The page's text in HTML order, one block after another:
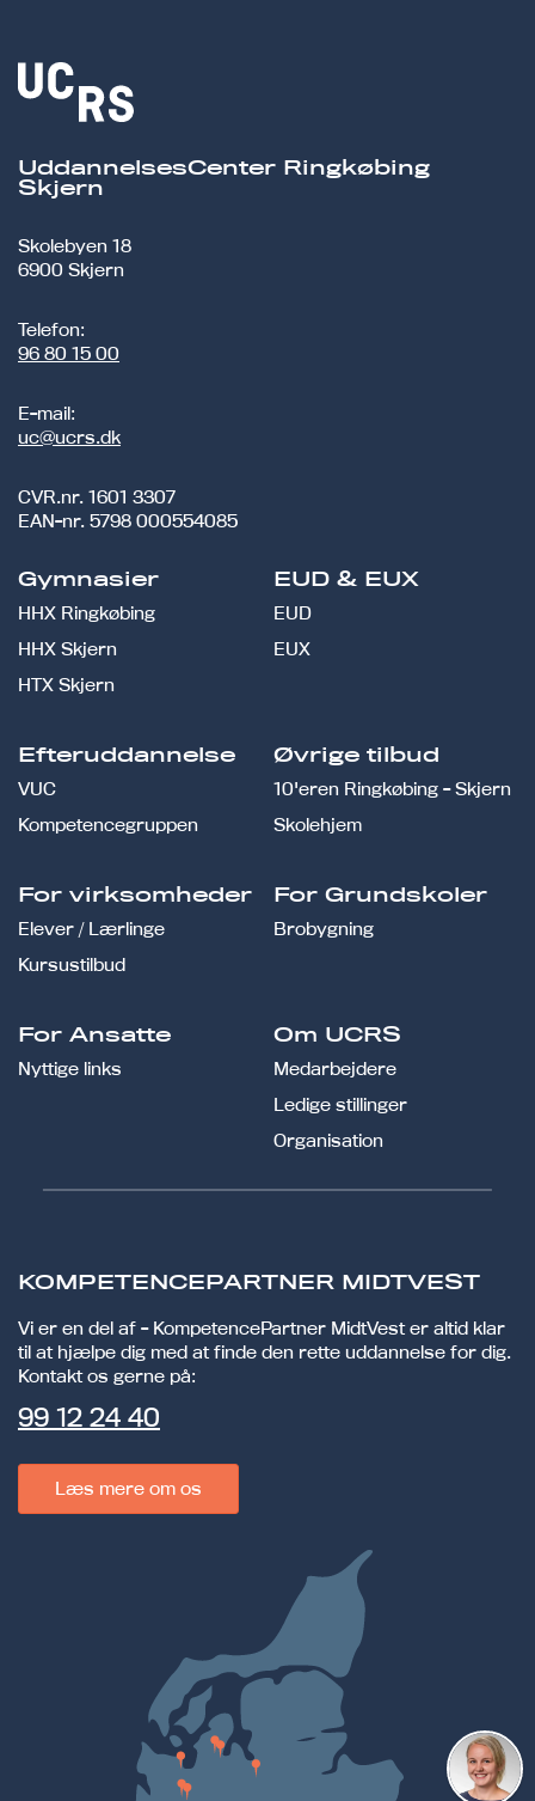
UddannelsesCenter Ringkøbing
Skjern
Skolebyen 18
6900 Skjern
Telefon:
96 80 15 00
E-mail:
uc@ucrs.dk
CVR.nr. 1601 3307
EAN-nr. 5798 000554085
Gymnasier
HHX Ringkøbing
HHX Skjern
HTX Skjern
EUD & EUX
EUD
EUX
Efteruddannelse
VUC
Kompetencegruppen
Øvrige tilbud
10'eren Ringkøbing - Skjern
Skolehjem
For virksomheder
Elever / Lærlinge
Kursustilbud
For Grundskoler
Brobygning
For Ansatte
Nyttige links
Om UCRS
Medarbejdere
Ledige stillinger
Organisation
KOMPETENCEPARTNER MIDTVEST
Vi er en del af - KompetencePartner MidtVest er altid klar
til at hjælpe dig med at finde den rette uddannelse for dig.
Kontakt os gerne på:
99 12 24 40
Læs mere om os